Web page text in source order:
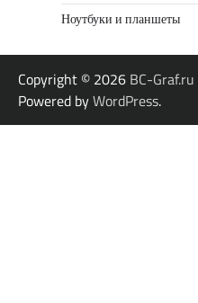
Ноутбуки и планшеты
Copyright © 2026 BC-Graf.ru
Powered byWordPress.